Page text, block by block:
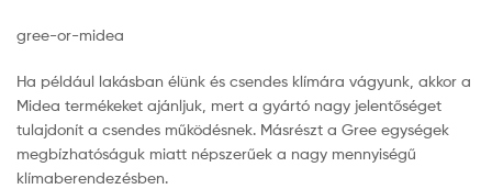
gree-or-midea
Ha például lakásban élünk és csendes klímára vágyunk, akkor a
Midea termékeket ajánljuk, mert a gyártó nagy jelentőséget
tulajdonít a csendes működésnek. Másrészt a Gree egységek
megbízhatóságuk miatt népszerűek a nagy mennyiségű
klímaberendezésben.